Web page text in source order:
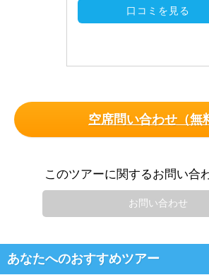
口コミを見る
空席問い合わせ（無
このツアーに関するお問い合
お問い合わせ
あなたへのおすすめツアー